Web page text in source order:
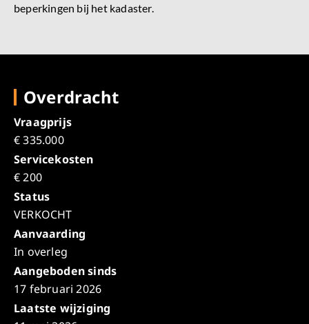
beperkingen bij het kadaster.
Overdracht
Vraagprijs
€ 335.000
Servicekosten
€ 200
Status
VERKOCHT
Aanvaarding
In overleg
Aangeboden sinds
17 februari 2026
Laatste wijziging